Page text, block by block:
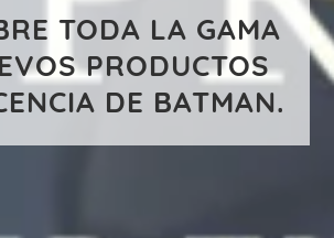
TODA LA GAMA
PRODUCTOS
DE BATMAN.